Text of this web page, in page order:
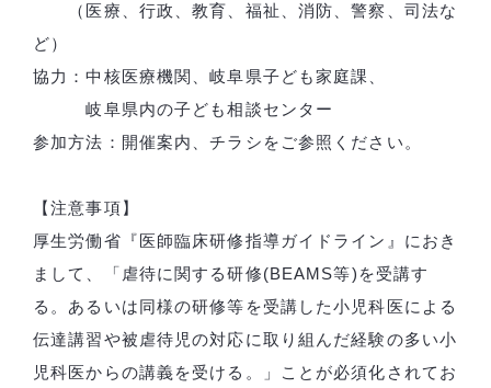
（医療、行政、教育、福祉、消防、警察、司法な
ど）
協力：中核医療機関、岐阜県子ども家庭課、
岐阜県内の子ども相談センター
参加方法：開催案内、チラシをご参照ください。
【注意事項】
厚生労働省『医師臨床研修指導ガイドライン』におき
まして、「虐待に関する研修(BEAMS等)を受講す
る。あるいは同様の研修等を受講した小児科医による
伝達講習や被虐待児の対応に取り組んだ経験の多い小
児科医からの講義を受ける。」ことが必須化されてお